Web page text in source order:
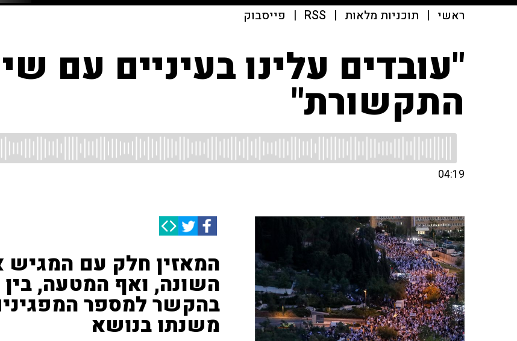
ראשי | תוכניות מלאות |
RSS
| פייסבוק
"עובדים עלינו בעיניים עם
התקשורת"
04:19
המאזין חלק עם המגיש
השונה, ואף המטעה,
בהקשר למספר
משנתו בנושא